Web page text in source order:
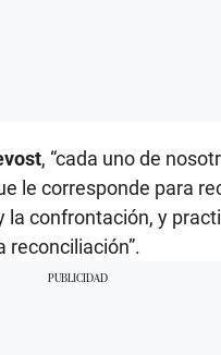
, “cada uno de
le corresponde para
la confrontación, y
reconciliación”.